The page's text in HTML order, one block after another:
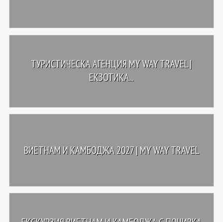
ТУРИСТИЧЕСКА АГЕНЦИЯ MY WAY TRAVEL |
EКЗОТИКА...
ВИЕТНАМ И КАМБОДЖА 2027 | MY WAY TRAVEL